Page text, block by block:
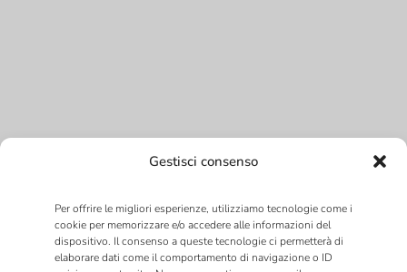
Gestisci consenso
Per offrire le migliori esperienze, utilizziamo tecnologie come i
cookie per memorizzare e/o accedere alle informazioni del
dispositivo. Il consenso a queste tecnologie ci permetterà di
elaborare dati come il comportamento di navigazione o ID